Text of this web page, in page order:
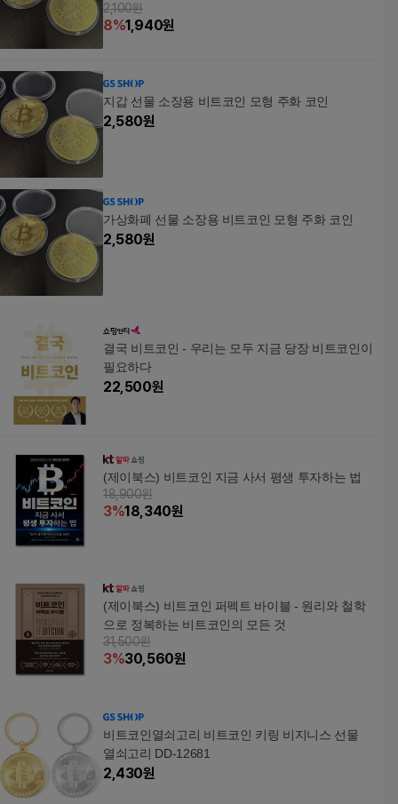
2,100원
8%1,940원
지갑 선물 소장용 비트코인 모형 주화 코인
2,580원
가상화폐 선물 소장용 비트코인 모형 주화 코인
2,580원
결국 비트코인 - 우리는 모두 지금 당장 비트코인이
필요하다
22,500원
(제이북스) 비트코인 지금 사서 평생 투자하는 법
18,900원
3%18,340원
(제이북스) 비트코인 퍼펙트 바이블 - 원리와 철학
으로 정복하는 비트코인의 모든 것
31,500원
3%30,560원
비트코인열쇠고리 비트코인 키링 비지니스 선물
열쇠고리 DD-12681
2,430원